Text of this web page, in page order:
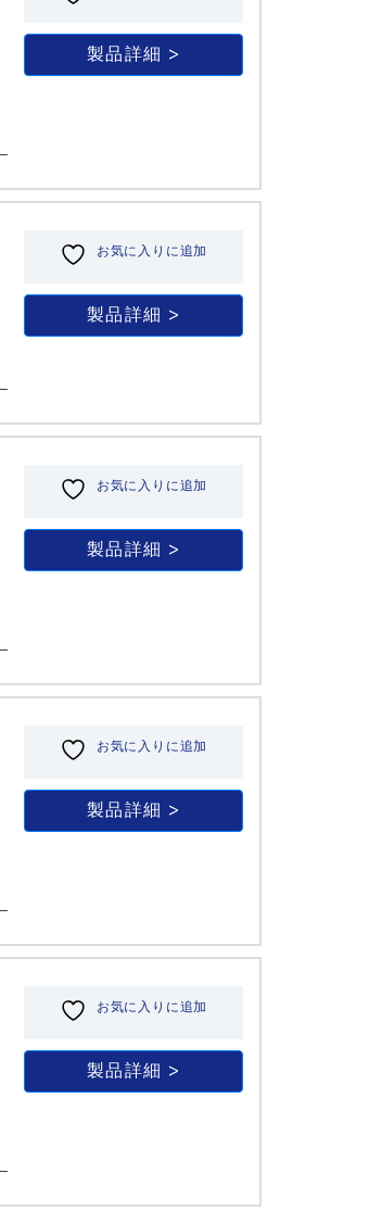
製品詳細
お気に入りに追加
製品詳細
お気に入りに追加
製品詳細
お気に入りに追加
製品詳細
お気に入りに追加
製品詳細